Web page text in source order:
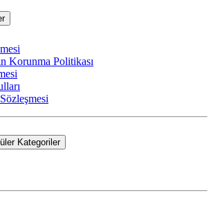
Korunma Politikası
Kategoriler